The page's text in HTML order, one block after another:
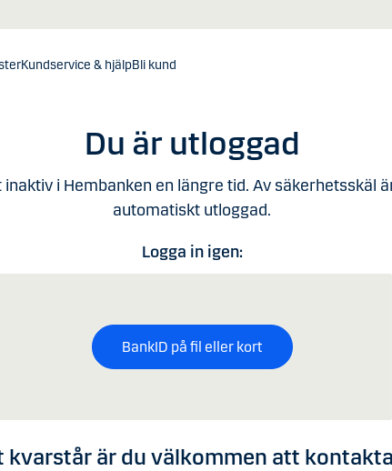
Kundservice & hjälpBli kund
Du är utloggad
inaktiv i Hembanken en längre tid. Av säkerhetsskäl
automatiskt utloggad.
Logga in igen:
BankID på fil eller kort
kvarstår är du välkommen att